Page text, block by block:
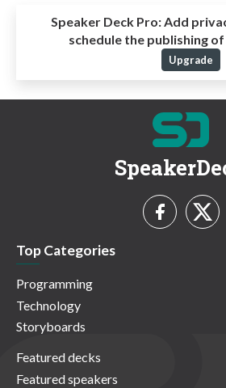
Speaker Deck Pro:Add
schedule the publishing
Upgrade
Top Categories
Programming
Technology
Storyboards
Featured decks
Featured speakers